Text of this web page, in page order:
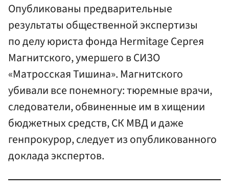
Опубликованы предварительные
результаты общественной экспертизы
по делу юриста фонда Hermitage Сергея
Магнитского, умершего в СИЗО
«Матросская Тишина». Магнитского
убивали все понемногу: тюремные врачи,
следователи, обвиненные им в хищении
бюджетных средств, СК МВД и даже
генпрокурор, следует из опубликованного
доклада экспертов.